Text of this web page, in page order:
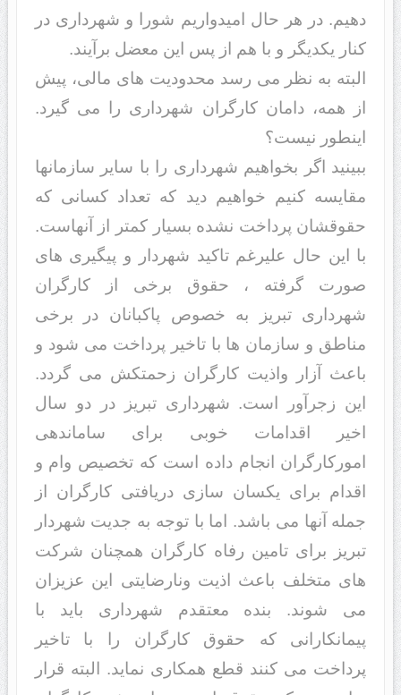
دهیم. در هر حال امیدواریم شورا و شهرداری در
کنار یکدیگر و با هم از پس این معضل برآیند.
البته به نظر می رسد محدودیت های مالی، پیش
از همه، دامان کارگران شهرداری را می گیرد.
اینطور نیست؟
ببینید اگر بخواهیم شهرداری را با سایر سازمانها
مقایسه کنیم خواهیم دید که تعداد کسانی که
حقوقشان پرداخت نشده بسیار کمتر از آنهاست.
با این حال علیرغم تاکید شهردار و پیگیری های
صورت گرفته ، حقوق برخی از کارگران
شهرداری تبریز به خصوص پاکبانان در برخی
مناطق و سازمان ها با تاخیر پرداخت می شود و
باعث آزار واذیت کارگران زحمتکش می گردد.
این زجرآور است. شهرداری تبریز در دو سال
اخیر اقدامات خوبی برای ساماندهی
امورکارگران انجام داده است که تخصیص وام و
اقدام برای یکسان سازی دریافتی کارگران از
جمله آنها می باشد. اما با توجه به جدیت شهردار
تبریز برای تامین رفاه کارگران همچنان شرکت
های متخلف باعث اذیت ونارضایتی این عزیزان
می شوند. بنده معتقدم شهرداری باید با
پیمانکارانی که حقوق کارگران را با تاخیر
پرداخت می کنند قطع همکاری نماید. البته قرار